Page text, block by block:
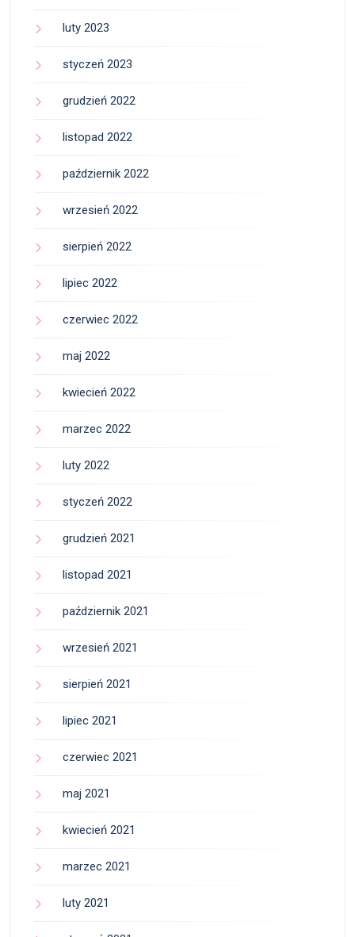
luty 2023
styczeń 2023
grudzień 2022
listopad 2022
październik 2022
wrzesień 2022
sierpień 2022
lipiec 2022
czerwiec 2022
maj 2022
kwiecień 2022
marzec 2022
luty 2022
styczeń 2022
grudzień 2021
listopad 2021
październik 2021
wrzesień 2021
sierpień 2021
lipiec 2021
czerwiec 2021
maj 2021
kwiecień 2021
marzec 2021
luty 2021